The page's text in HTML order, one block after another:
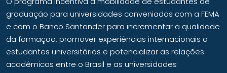
graduação para universidades conveniadas com a FEMA
e com o Banco Santander para incrementar a qualidade
da formação, promover experiências internacionais a
estudantes universitários e potencializar as relações
acadêmicas entre o Brasil e as universidades